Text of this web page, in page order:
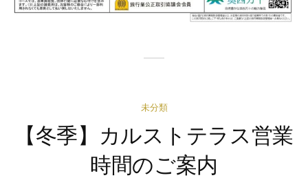
未分類
【冬季】カルストテラス営業
時間のご案内